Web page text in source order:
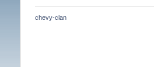
chevy-clan